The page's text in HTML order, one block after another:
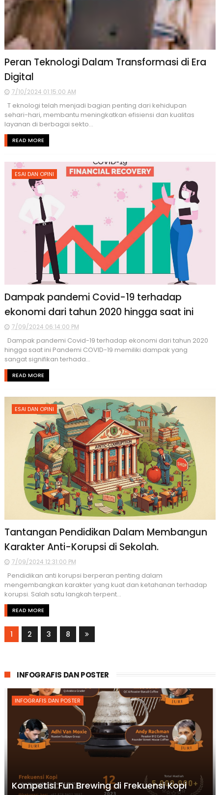
Peran Teknologi Dalam Transformasi di Era
Digital
7/10/2024 01:15:00 AM
T eknologi telah menjadi bagian penting dari kehidupan
sehari-hari, membantu meningkatkan efisiensi dan kualitas
layanan di berbagai sekto...
READ MORE
ESAI DAN OPINI
Dampak pandemi Covid-19 terhadap
ekonomi dari tahun 2020 hingga saat ini
7/09/2024 06:14:00 PM
Dampak pandemi Covid-19 terhadap ekonomi dari tahun 2020
hingga saat ini Pandemi COVID-19 memiliki dampak yang
sangat signifikan terhada...
READ MORE
ESAI DAN OPINI
Tantangan Pendidikan Dalam Membangun
Karakter Anti-Korupsi di Sekolah.
7/09/2024 12:31:00 PM
Pendidikan anti korupsi berperan penting dalam
mengembangkan karakter yang kuat dan ketahanan terhadap
korupsi. Salah satu langkah terpent...
READ MORE
1 2 3 8
INFOGRAFIS DAN POSTER
INFOGRAFIS DAN POSTER
Kompetisi Fun Brewing di Frekuensi Kopi